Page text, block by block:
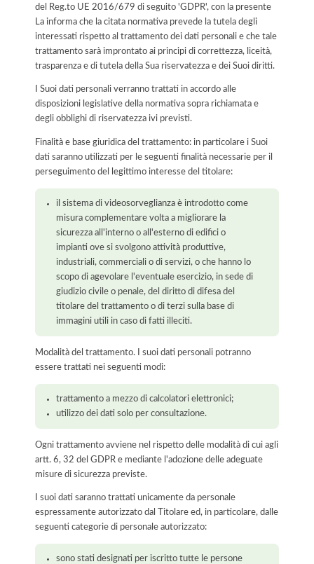
del Reg.to UE 2016/679 di seguito 'GDPR', con la presente
La informa che la citata normativa prevede la tutela degli
interessati rispetto al trattamento dei dati personali e che tale
trattamento sarà improntato ai principi di correttezza, liceità,
trasparenza e di tutela della Sua riservatezza e dei Suoi diritti.
I Suoi dati personali verranno trattati in accordo alle
disposizioni legislative della normativa sopra richiamata e
degli obblighi di riservatezza ivi previsti.
Finalità e base giuridica del trattamento: in particolare i Suoi
dati saranno utilizzati per le seguenti finalità necessarie per il
perseguimento del legittimo interesse del titolare:
il sistema di videosorveglianza è introdotto come
misura complementare volta a migliorare la
sicurezza all'interno o all'esterno di edifici o
impianti ove si svolgono attività produttive,
industriali, commerciali o di servizi, o che hanno lo
scopo di agevolare l'eventuale esercizio, in sede di
giudizio civile o penale, del diritto di difesa del
titolare del trattamento o di terzi sulla base di
immagini utili in caso di fatti illeciti.
Modalità del trattamento. I suoi dati personali potranno
essere trattati nei seguenti modi:
trattamento a mezzo di calcolatori elettronici;
utilizzo dei dati solo per consultazione.
Ogni trattamento avviene nel rispetto delle modalità di cui agli
artt. 6, 32 del GDPR e mediante l'adozione delle adeguate
misure di sicurezza previste.
I suoi dati saranno trattati unicamente da personale
espressamente autorizzato dal Titolare ed, in particolare, dalle
seguenti categorie di personale autorizzato:
sono stati designati per iscritto tutte le persone